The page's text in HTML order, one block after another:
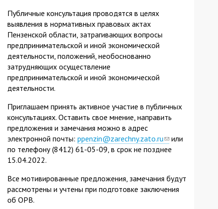
Публичные консультация проводятся в целях
выявления в нормативных правовых актах
Пензенской области, затрагивающих вопросы
предпринимательской и иной экономической
деятельности, положений, необоснованно
затрудняющих осуществление
предпринимательской и иной экономической
деятельности.
Приглашаем принять активное участие в публичных
консультациях. Оставить свое мнение, направить
предложения и замечания можно в адрес
электронной почты: ppenzin@zarechny.zato.ru(link
sends
или
по телефону (8412) 61-05-09, в срок не позднее
15.04.2022.
Все мотивированные предложения, замечания будут
рассмотрены и учтены при подготовке заключения
об ОРВ.